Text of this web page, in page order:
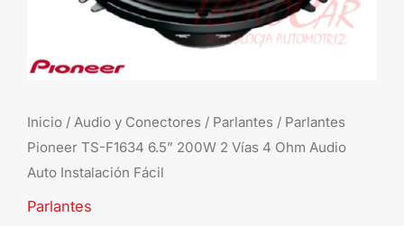
Inicio / Audio y Conectores / Parlantes / Parlantes
Pioneer TS-F1634 6.5” 200W 2 Vías 4 Ohm Audio
Auto Instalación Fácil
Parlantes
Audio
Fácil
cantidad